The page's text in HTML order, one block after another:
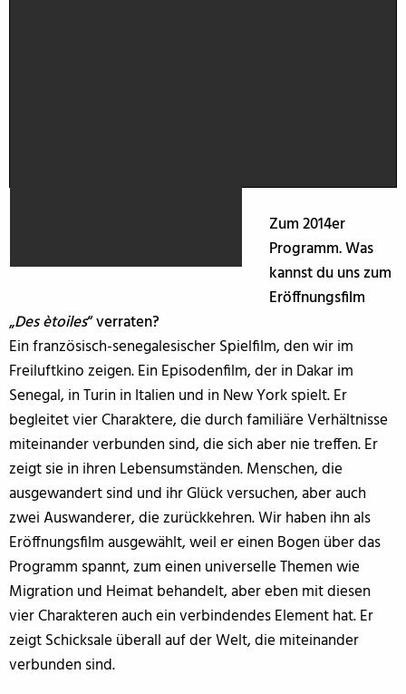
Zum 2014er
Programm. Was
kannst du uns zum
Eröffnungsfilm
„Des ètoiles“ verraten?
Ein französisch-senegalesischer Spielfilm, den wir im
Freiluftkino zeigen. Ein Episodenfilm, der in Dakar im
Senegal, in Turin in Italien und in New York spielt. Er
begleitet vier Charaktere, die durch familiäre Verhältnisse
miteinander verbunden sind, die sich aber nie treffen. Er
zeigt sie in ihren Lebensumständen. Menschen, die
ausgewandert sind und ihr Glück versuchen, aber auch
zwei Auswanderer, die zurückkehren. Wir haben ihn als
Eröffnungsfilm ausgewählt, weil er einen Bogen über das
Programm spannt, zum einen universelle Themen wie
Migration und Heimat behandelt, aber eben mit diesen
vier Charakteren auch ein verbindendes Element hat. Er
zeigt Schicksale überall auf der Welt, die miteinander
verbunden sind.